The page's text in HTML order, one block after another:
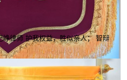
律师 护我权益，胜似亲人； 智辩